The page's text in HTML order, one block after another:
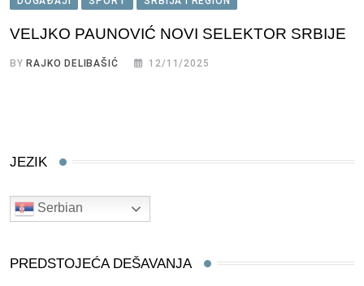
VELJKO PAUNOVIĆ NOVI SELEKTOR SRBIJE
BY RAJKO DELIBAŠIĆ 12/11/2025
JEZIK
Serbian
PREDSTOJEĆA DEŠAVANJA